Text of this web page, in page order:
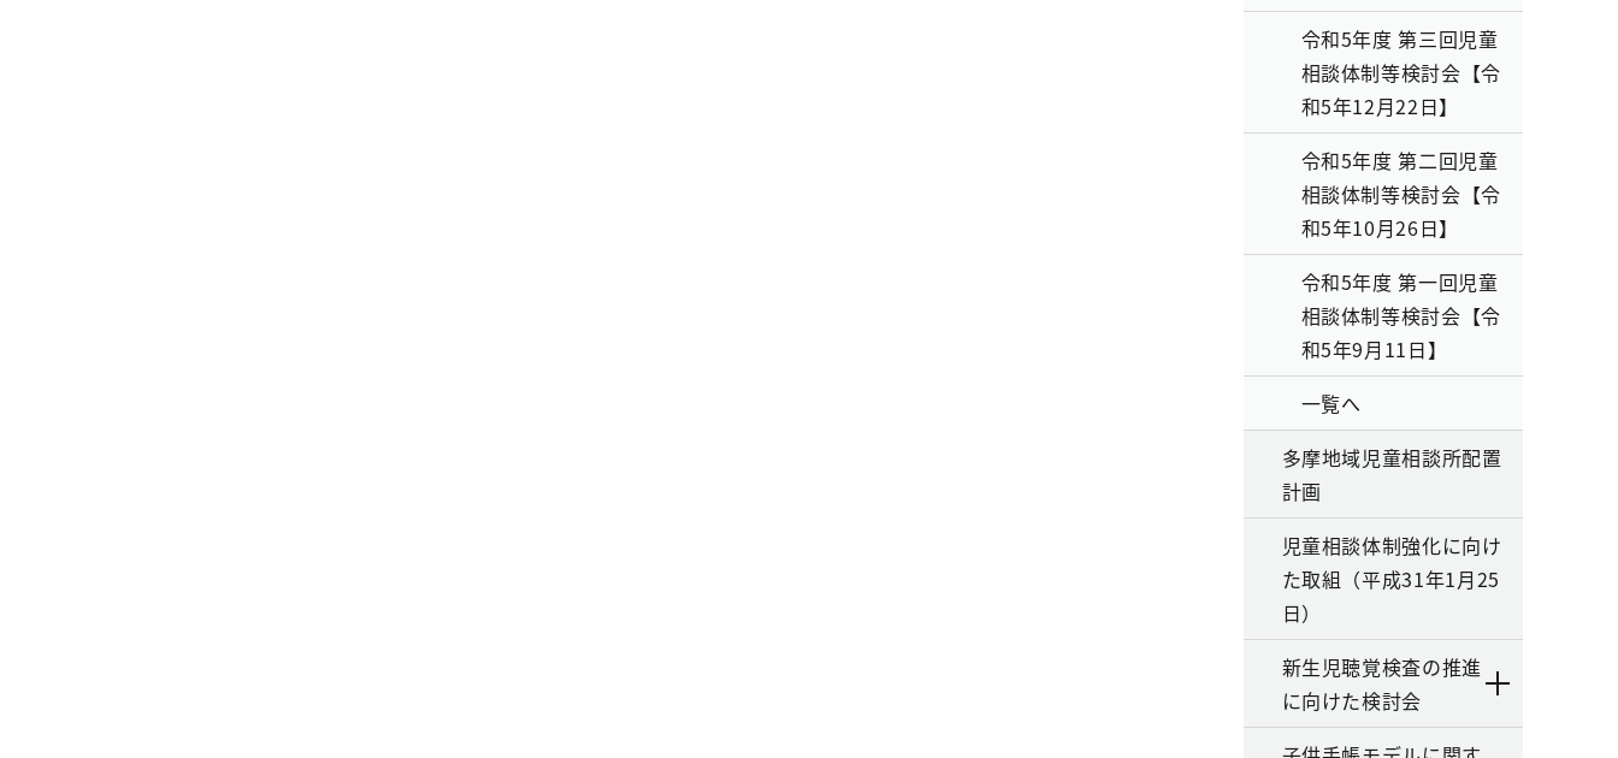
令和5年度 第三回児童
相談体制等検討会【令
和5年12月22日】
令和5年度 第二回児童
相談体制等検討会【令
和5年10月26日】
令和5年度 第一回児童
相談体制等検討会【令
和5年9月11日】
一覧へ
多摩地域児童相談所配置
計画
児童相談体制強化に向け
た取組（平成31年1月25
日）
新生児聴覚検査の推進
に向けた検討会